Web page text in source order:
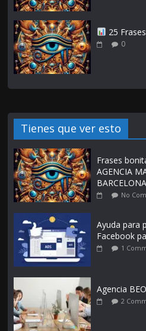
25
0
Tienes que ver esto
Frases
AGENCIA
No
Ayuda para
Facebook
1
Agencia
2